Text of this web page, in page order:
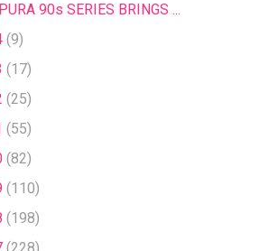
PURA 90s SERIES BRINGS ...
(9)
(17)
(25)
(55)
(82)
(110)
(198)